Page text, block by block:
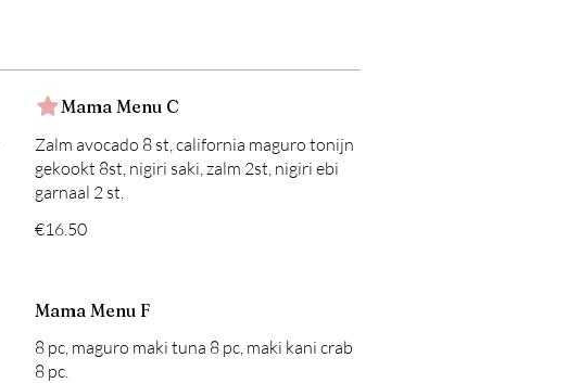
Mama Menu C
Zalm avocado 8 st, california maguro tonijn
gekookt 8st, nigiri saki, zalm 2st, nigiri ebi
garnaal 2 st.
€16.50
Mama Menu F
8 pc, maguro maki tuna 8 pc, maki kani crab
8 pc.